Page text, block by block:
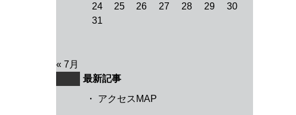
24
25 26 27 28 29
30
31
« 7月
最新記事
・
アクセスMAP